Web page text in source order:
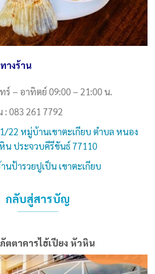
างร้าน
ร์ – อาทิตย์ 09:00 – 21:00 น.
: 083 261 7792
22 หมู่บ้านเขาตะเกียบ ตำบล หนอง
น ประจวบคีรีขันธ์ 77110
นป้ารวยปูเป็น เขาตะเกียบ
กลับสู่สารบัญ
ตตาคารไฮ้เปียง หัวหิน